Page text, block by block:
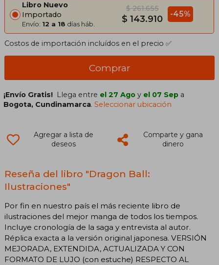
Libro Nuevo
Importado
Envío: 12 a 18 días háb.
$ 261.655
$ 143.910 -45%
Costos de importación incluídos en el precio ✅
Comprar
¡Envío Gratis! Llega entre el 27 Ago y el 07 Sep a
Bogota, Cundinamarca.Seleccionar ubicación
Agregar a lista de
deseos
Comparte y gana
dinero
Reseña del libro "Dragon Ball:
Ilustraciones"
Por fin en nuestro país el más reciente libro de
ilustraciones del mejor manga de todos los tiempos.
Incluye cronología de la saga y entrevista al autor.
Réplica exacta a la versión original japonesa. VERSIÓN
MEJORADA, EXTENDIDA, ACTUALIZADA Y CON
FORMATO DE LUJO (con estuche) RESPECTO AL